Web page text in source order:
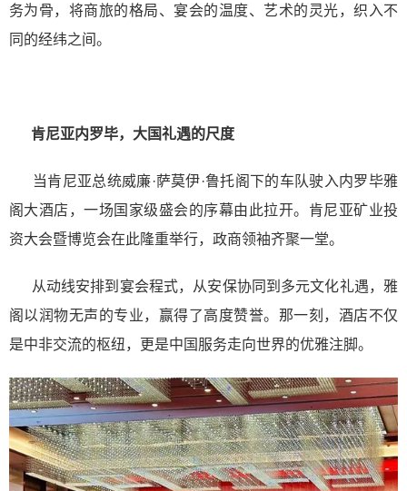
务为骨，将商旅的格局、宴会的温度、艺术的灵光，织入不
同的经纬之间。
肯尼亚内罗毕，大国礼遇的尺度
当肯尼亚总统威廉·萨莫伊·鲁托阁下的车队驶入内罗毕雅
阁大酒店，一场国家级盛会的序幕由此拉开。肯尼亚矿业投
资大会暨博览会在此隆重举行，政商领袖齐聚一堂。
从动线安排到宴会程式，从安保协同到多元文化礼遇，雅
阁以润物无声的专业，赢得了高度赞誉。那一刻，酒店不仅
是中非交流的枢纽，更是中国服务走向世界的优雅注脚。